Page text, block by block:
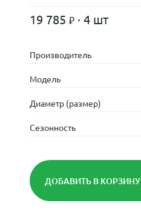
19 785 · 4 шт
Производитель
Модель
Диаметр (размер)
Сезонность
ДОБАВИТЬ В КОРЗИНУ